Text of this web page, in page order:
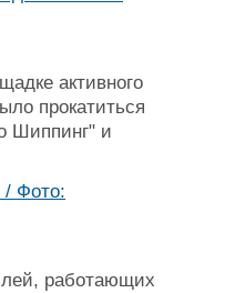
активного
прокатиться
Шиппинг" и
работающих